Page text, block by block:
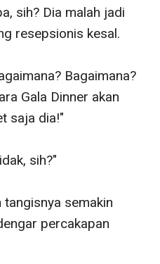
sih? Dia malah jadi
resepsionis kesal.
Bagaimana?
Gala Dinner akan
saja dia!"
sih?"
semakin
percakapan